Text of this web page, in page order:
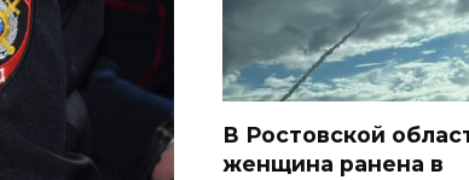
В Ростовской
женщина ранена в